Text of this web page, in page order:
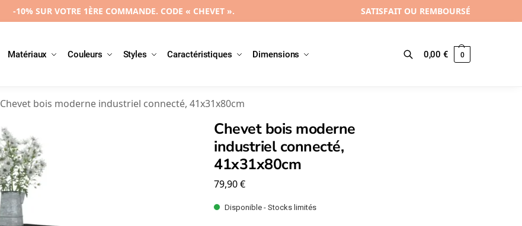
-10% SUR VOTRE 1ÈRE COMMANDE. CODE « CHEVET ». SATISFAIT OU REMBOURSÉ
Matériaux Couleurs Styles Caractéristiques Dimensions
Recherche 0,00€ 0
Chevet bois moderne industriel connecté, 41x31x80cm
Chevet bois moderne
industriel connecté,
41x31x80cm
79,90€
Disponible - Stocks limités